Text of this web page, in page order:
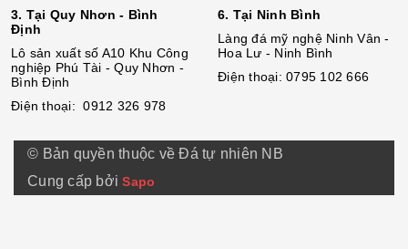
3. Tại Quy Nhơn - Bình
Định
Lô sản xuất số A10 Khu Công
nghiệp Phú Tài - Quy Nhơn -
Bình Định
Điện thoại: 0912 326 978
6. Tại Ninh Bình
Làng đá mỹ nghệ Ninh Vân -
Hoa Lư - Ninh Bình
Điện thoại: 0795 102 666
© Bản quyền thuộc về Đá tự nhiên NB
Cung cấp bởiSapo